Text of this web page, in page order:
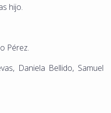
hijo.
Pérez.
Daniela Bellido, Samuel